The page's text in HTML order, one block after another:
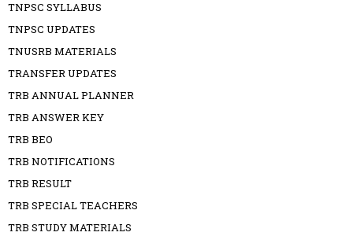
TNPSC SYLLABUS
TNPSC UPDATES
TNUSRB MATERIALS
TRANSFER UPDATES
TRB ANNUAL PLANNER
TRB ANSWER KEY
TRB BEO
TRB NOTIFICATIONS
TRB RESULT
TRB SPECIAL TEACHERS
TRB STUDY MATERIALS